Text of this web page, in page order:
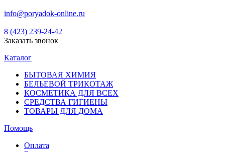
info@poryadok-online.ru
8 (423) 239-24-42
Заказать звонок
Каталог
БЫТОВАЯ ХИМИЯ
БЕЛЬЕВОЙ ТРИКОТАЖ
КОСМЕТИКА ДЛЯ ВСЕХ
СРЕДСТВА ГИГИЕНЫ
ТОВАРЫ ДЛЯ ДОМА
Помощь
Оплата